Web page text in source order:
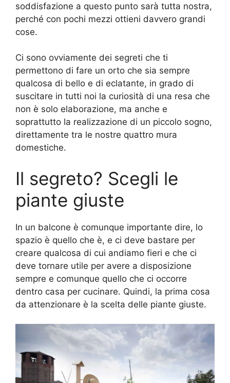
soddisfazione a questo punto sarà tutta nostra,
perché con pochi mezzi ottieni davvero grandi
cose.
Ci sono ovviamente dei segreti che ti
permettono di fare un orto che sia sempre
qualcosa di bello e di eclatante, in grado di
suscitare in tutti noi la curiosità di una resa che
non è solo elaborazione, ma anche e
soprattutto la realizzazione di un piccolo sogno,
direttamente tra le nostre quattro mura
domestiche.
Il segreto? Scegli le
piante giuste
In un balcone è comunque importante dire, lo
spazio è quello che è, e ci deve bastare per
creare qualcosa di cui andiamo fieri e che ci
deve tornare utile per avere a disposizione
sempre e comunque quello che ci occorre
dentro casa per cucinare. Quindi, la prima cosa
da attenzionare è la scelta delle piante giuste.